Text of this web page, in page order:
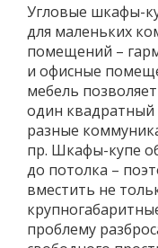
Угловые шкафы-
для маленьких
помещений –
и офисные
мебель
один квадратный
разные
пр. Шкафы-купе
до потолка –
вместить не
проблему